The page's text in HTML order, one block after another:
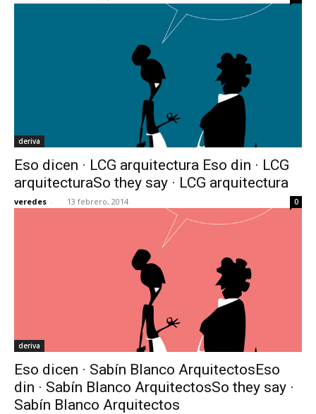
deriva
Eso dicen · LCG arquitectura Eso din · LCG
arquitecturaSo they say · LCG arquitectura
veredes - 13 febrero, 2014 0
deriva
Eso dicen · Sabín Blanco ArquitectosEso
din · Sabín Blanco ArquitectosSo they say ·
Sabín Blanco Arquitectos